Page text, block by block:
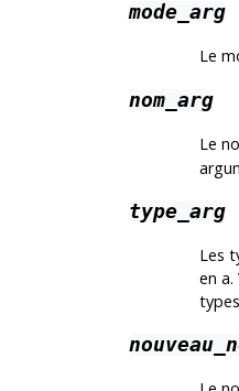
mode_arg
Le
nom_arg
Le
type_arg
Les
en a.